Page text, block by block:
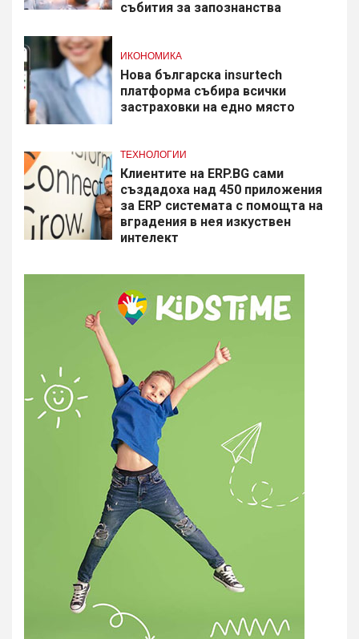
събития за запознанства
ИКОНОМИКА
Нова българска insurtech
платформа събира всички
застраховки на едно място
ТЕХНОЛОГИИ
Клиентите на ERP.BG сами
създадоха над 450 приложения
за ERP системата с помощта на
вградения в нея изкуствен
интелект